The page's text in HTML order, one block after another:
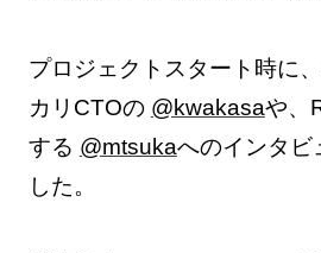
プロジェクトスタート時に
カリCTOの @kwakasaや、
する @mtsukaへのインタビ
した。